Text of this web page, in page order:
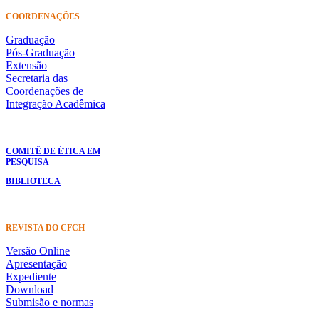
COORDENAÇÕES
Graduação
Pós-Graduação
Extensão
Secretaria das
Coordenações de
Integração Acadêmica
COMITÊ DE ÉTICA EM
PESQUISA
BIBLIOTECA
REVISTA DO CFCH
Versão Online
Apresentação
Expediente
Download
Submisão e normas